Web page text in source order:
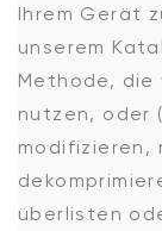
Ihrem Gerät
unserem
Methode, die
nutzen, oder
modifizieren,
überlisten